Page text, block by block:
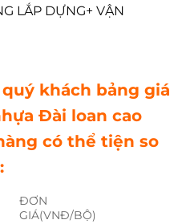
LẮP DỰNG+ VẬN
khách bảng giá
Đài loan cao
có thể tiện so
ĐƠN
GIÁ(VNĐ/BỘ)